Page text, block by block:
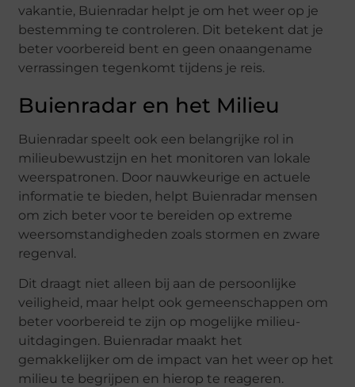
vakantie, Buienradar helpt je om het weer op je
bestemming te controleren. Dit betekent dat je
beter voorbereid bent en geen onaangename
verrassingen tegenkomt tijdens je reis.
Buienradar en het Milieu
Buienradar speelt ook een belangrijke rol in
milieubewustzijn en het monitoren van lokale
weerspatronen. Door nauwkeurige en actuele
informatie te bieden, helpt Buienradar mensen
om zich beter voor te bereiden op extreme
weersomstandigheden zoals stormen en zware
regenval.
Dit draagt niet alleen bij aan de persoonlijke
veiligheid, maar helpt ook gemeenschappen om
beter voorbereid te zijn op mogelijke milieu-
uitdagingen. Buienradar maakt het
gemakkelijker om de impact van het weer op het
milieu te begrijpen en hierop te reageren.